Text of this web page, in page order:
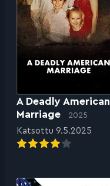
A Deadly American
Marriage
2025
Katsottu 9.5.2025